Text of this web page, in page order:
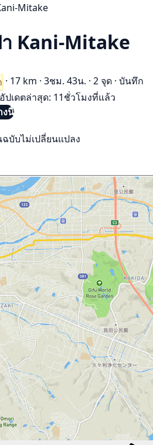
Mitake
า Kani-Mitake
· 17 km · 3ชม. 43น. · 2 จุด · บันทึก
อัปเดตล่าสุด: 11ชั่วโมงที่แล้ว
งนี้
บับไม่เปลี่ยนแปลง